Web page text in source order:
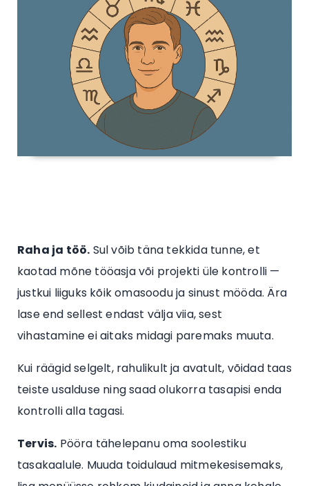
Raha ja töö. Sul võib täna tekkida tunne, et
kaotad mõne tööasja või projekti üle kontrolli —
justkui liiguks kõik omasoodu ja sinust mööda. Ära
lase end sellest endast välja viia, sest
vihastamine ei aitaks midagi paremaks muuta.
Kui räägid selgelt, rahulikult ja avatult, võidad taas
teiste usalduse ning saad olukorra tasapisi enda
kontrolli alla tagasi.
Tervis. Pööra tähelepanu oma soolestiku
tasakaalule. Muuda toidulaud mitmekesisemaks,